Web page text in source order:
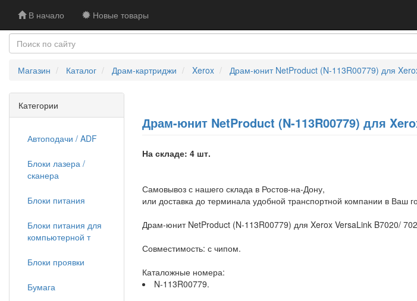
В начало Новые товары
Магазин Каталог Драм-картриджи Xerox Драм-юнит NetProduct (N-113R00779) для
Драм-юнит NetProduct (N-113R00779) для
На складе: 4 шт.
Самовывоз с нашего склада в Ростов-на-Дону,
или доставка до терминала удобной транспортной компании в Ваш
Драм-юнит NetProduct (N-113R00779) для Xerox VersaLink B7020/
Совместимость: с чипом.
Каталожные номера:
N-113R00779.
Категории
Автоподачи / ADF
Блоки лазера /
сканера
Блоки питания
Блоки питания для
компьютерной т
Блоки проявки
Бумага